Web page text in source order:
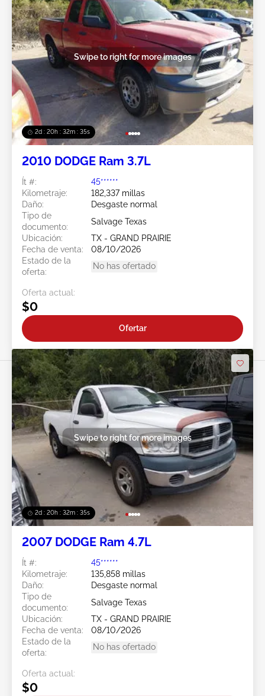
2d : 20h : 32m : 32s
Swipe to right for more images
2010 DODGE Ram 3.7L
Ít #:
45******
Kilometraje:
182,337 millas
Daño:
Desgaste normal
Tipo de
documento:
Salvage Texas
Ubicación:
TX - GRAND PRAIRIE
Fecha de venta:
08/10/2026
Estado de la
oferta:
No has ofertado
Oferta actual:
$0
Ofertar
2d : 20h : 32m : 32s
Swipe to right for more images
2007 DODGE Ram 4.7L
Ít #:
45******
Kilometraje:
135,858 millas
Daño:
Desgaste normal
Tipo de
documento:
Salvage Texas
Ubicación:
TX - GRAND PRAIRIE
Fecha de venta:
08/10/2026
Estado de la
oferta:
No has ofertado
Oferta actual:
$0